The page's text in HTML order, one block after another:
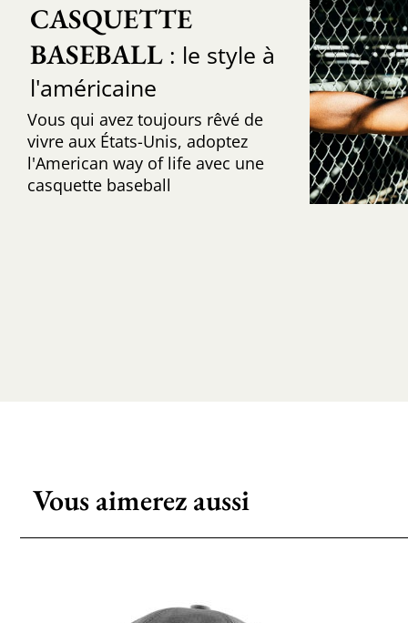
CASQUETTE
BASEBALL: le style à
l'américaine
Vous qui avez toujours rêvé de
vivre aux États-Unis, adoptez
l'American way of life avec une
casquette baseball
Vous aimerez aussi